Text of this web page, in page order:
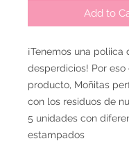
Add to
¡Tenemos una poliica
desperdicios! Por
producto, Moñitas
con los residuos de
5 unidades con
estampados